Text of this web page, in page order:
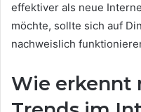
effektiver als neue
möchte, sollte sich auf
nachweislich
Wie erkennt